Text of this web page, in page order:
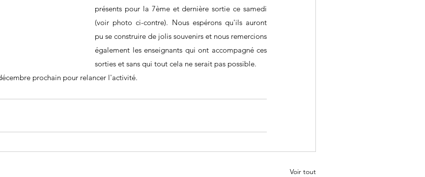
présents pour la 7ème et dernière sortie ce samedi
(voir photo ci-contre). Nous espérons qu'ils auront
pu se construire de jolis souvenirs et nous remercions
également les enseignants qui ont accompagné ces
sorties et sans qui tout cela ne serait pas possible.
prochain pour relancer l'activité.
Voir tout